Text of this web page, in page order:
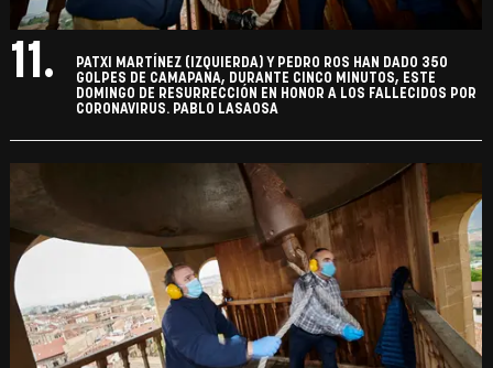
11.
PATXI MARTÍNEZ (IZQUIERDA) Y PEDRO ROS HAN DADO 350
GOLPES DE CAMAPANA, DURANTE CINCO MINUTOS, ESTE
DOMINGO DE RESURRECCIÓN EN HONOR A LOS FALLECIDOS POR
CORONAVIRUS. PABLO LASAOSA